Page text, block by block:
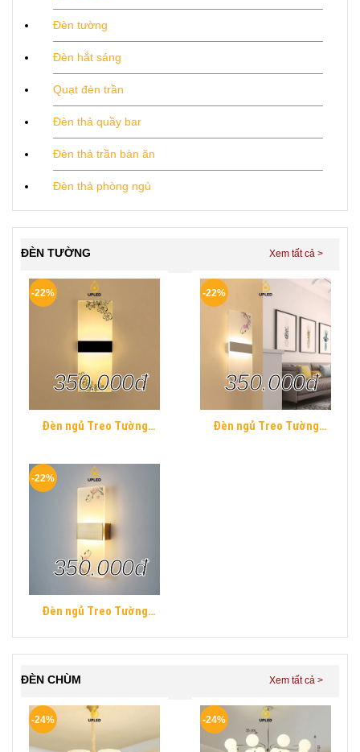
Đèn tường
Đèn hắt sáng
Quạt đèn trần
Đèn thả quầy bar
Đèn thả trần bàn ăn
Đèn thả phòng ngủ
ĐÈN TƯỜNG
Đèn ngủ Treo Tường
ngủ hình khối chữ nhật
Hiện Đại
350.000đ
-22%
Đèn ngủ Treo Tường
350.000đ
-22%
Đèn ngủ Treo Tường
350.000đ
-22%
ĐÈN CHÙM
-24% -24%